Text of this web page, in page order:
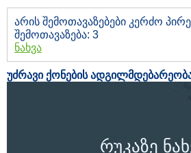
არის შემოთავაზებები კერძო
შემოთავაზება: 3
ნახვა
უძრავი ქონების
რუკაზე